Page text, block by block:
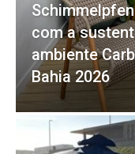
com a
ambiente
Bahia 2026